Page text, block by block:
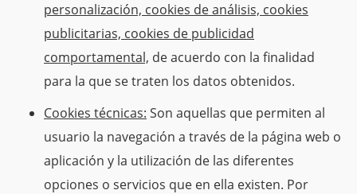
personalización, cookies de análisis, cookies
publicitarias, cookies de publicidad
comportamental, de acuerdo con la finalidad
para la que se traten los datos obtenidos.
Cookies técnicas: Son aquellas que permiten al
usuario la navegación a través de la página web o
aplicación y la utilización de las diferentes
opciones o servicios que en ella existen. Por